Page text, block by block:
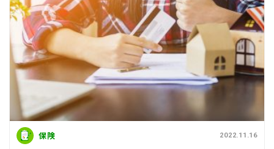
保険 2022.11.16